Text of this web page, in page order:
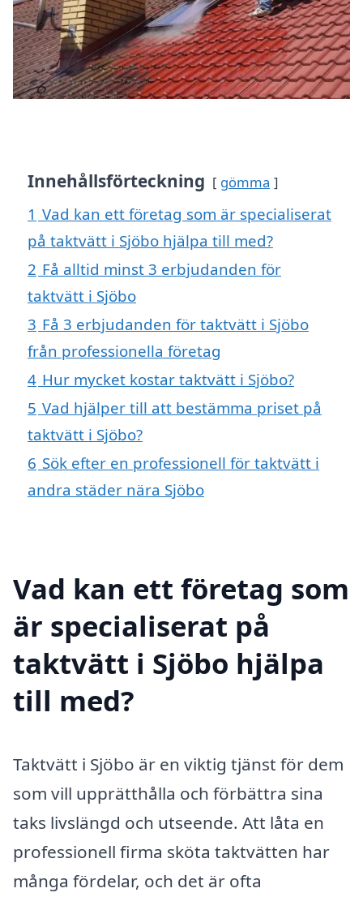
Innehållsförteckning gömma
1 Vad kan ett företag som är specialiserat
på taktvätt i Sjöbo hjälpa till med?
2 Få alltid minst 3 erbjudanden för
taktvätt i Sjöbo
3 Få 3 erbjudanden för taktvätt i Sjöbo
från professionella företag
4 Hur mycket kostar taktvätt i Sjöbo?
5 Vad hjälper till att bestämma priset på
taktvätt i Sjöbo?
6 Sök efter en professionell för taktvätt i
andra städer nära Sjöbo
Vad kan ett företag som
är specialiserat på
taktvätt i Sjöbo hjälpa
till med?
Taktvätt i Sjöbo är en viktig tjänst för dem
som vill upprätthålla och förbättra sina
taks livslängd och utseende. Att låta en
professionell firma sköta taktvätten har
många fördelar, och det är ofta